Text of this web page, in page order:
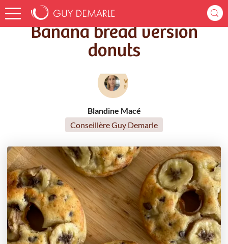
Accueil Recettes Banana bread version donuts
Banana bread version
donuts
Blandine Macé
Conseillère Guy Demarle